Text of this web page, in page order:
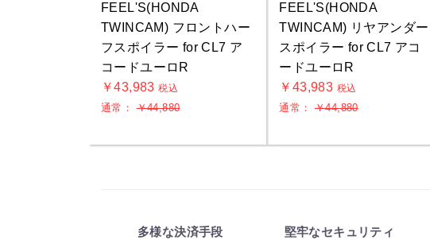
FEEL'S(HONDA
TWINCAM) フロントハー
フスポイラー for CL7 ア
コードユーロR
￥43,983税込
通常：￥44,880
FEEL'S(HONDA
TWINCAM) リヤアンダー
スポイラー for CL7 アコ
ードユーロR
￥43,983 税込
通常： ￥44,880
多様な決済手段 堅牢なセキュリティ